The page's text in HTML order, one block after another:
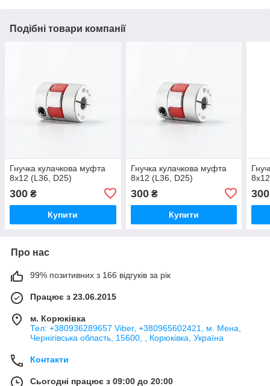
Подібні товари компанії
Гнучка кулачкова муфта
8х12 (L36, D25)
300 ₴
Купити
Гнучка кулачкова муфта
8х12 (L36, D25)
300₴
Купити
300
Про нас
99% позитивних з 166 відгуків за рік
Працює з 23.06.2015
м. Корюківка
Тел: +380936289657 Viber, +380965602421, м. Мена,
Чернігівська область, 15600, , Корюківка, Україна
Контакти
Сьогодні працює з 09:00 до 20:00